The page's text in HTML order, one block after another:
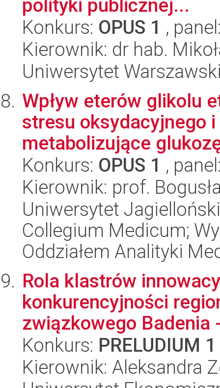
polityki publicznej...
Konkurs: OPUS 1 ,
Kierownik: dr hab.
Uniwersytet
Wpływ eterów glikolu
stresu oksydacyjnego
metabolizujące
Konkurs: OPUS 1 ,
Kierownik: prof.
Uniwersytet
Collegium Medicum;
Oddziałem Analityki
Rola klastrów
konkurencyjności
związkowego Badenia
Konkurs: PRELUDIUM 1
Kierownik: Aleksandra